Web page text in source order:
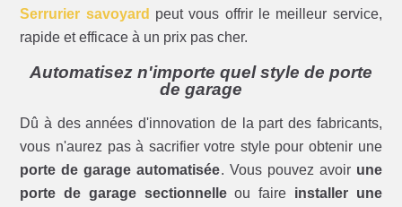
Serrurier savoyard peut vous offrir le meilleur service,
rapide et efficace à un prix pas cher.
Automatisez n'importe quel style de porte
de garage
Dû à des années d'innovation de la part des fabricants,
vous n'aurez pas à sacrifier votre style pour obtenir une
porte de garage automatisée. Vous pouvez avoir une
porte de garage sectionnelleou faire installer une